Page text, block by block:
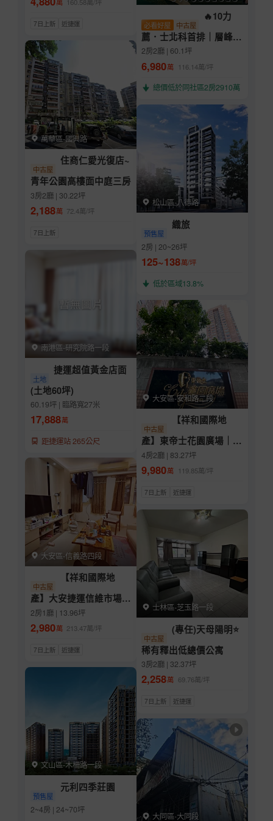
7日上新 近捷運
萬華區-國興路
中古屋
住商仁愛光復店~
青年公園高樓面中庭三房
3房2廳 | 30.22坪
2,188萬 72.4萬/坪
7日上新
南港區-研究院路一段
土地
捷運超值黃金店面
(土地60坪)
60.19坪 | 臨路寬27米
17,888萬
距捷運站 265公尺
大安區-信義路四段
中古屋
【祥和國際地
產】大安捷運信維市場黃
金三樓★投資優選★公辦
都更
2房1廳 | 13.96坪
2,980萬 213.47萬/坪
7日上新 近捷運
文山區-木柵路一段
預售屋
元利四季莊園
2~4房 | 24~70坪
必看好屋 中古屋
🔥10力
薦．士北科首排｜層峰高
質感稀有釋出🔥
2房2廳 | 60.1坪
6,980萬 116.14萬/坪
總價低於同社區2房2910萬
松山區-八德路
預售屋
織旅
2房 | 20~26坪
125~138萬/坪
低於區域13.8%
大安區-安和路二段
中古屋
【祥和國際地
產】東帝士花園廣場｜安
和路名邸稀有大露台
4房2廳 | 83.27坪
9,980萬 119.85萬/坪
7日上新 近捷運
士林區-芝玉路一段
中古屋
(專任)天母陽明⭐
稀有釋出低總價公寓
3房2廳 | 32.37坪
2,258萬 69.76萬/坪
7日上新 近捷運
大同區-大同段